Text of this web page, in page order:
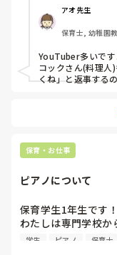
アオ先生
保育士, 幼稚園
YouTuber多いです
コックさん(料理人
くね」と返事する
保育・お仕事
ピアノについて
保育学生1年生です！
わたしは専門学校
ピアノはとりあえ
学生 ピアノ 保育士